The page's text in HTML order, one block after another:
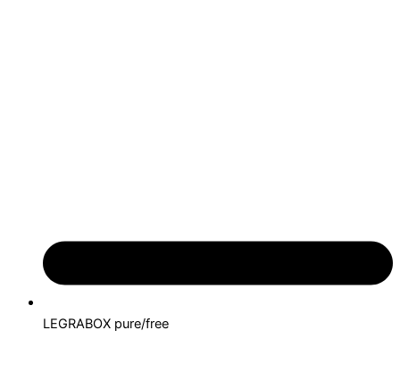
LEGRABOX pure/free